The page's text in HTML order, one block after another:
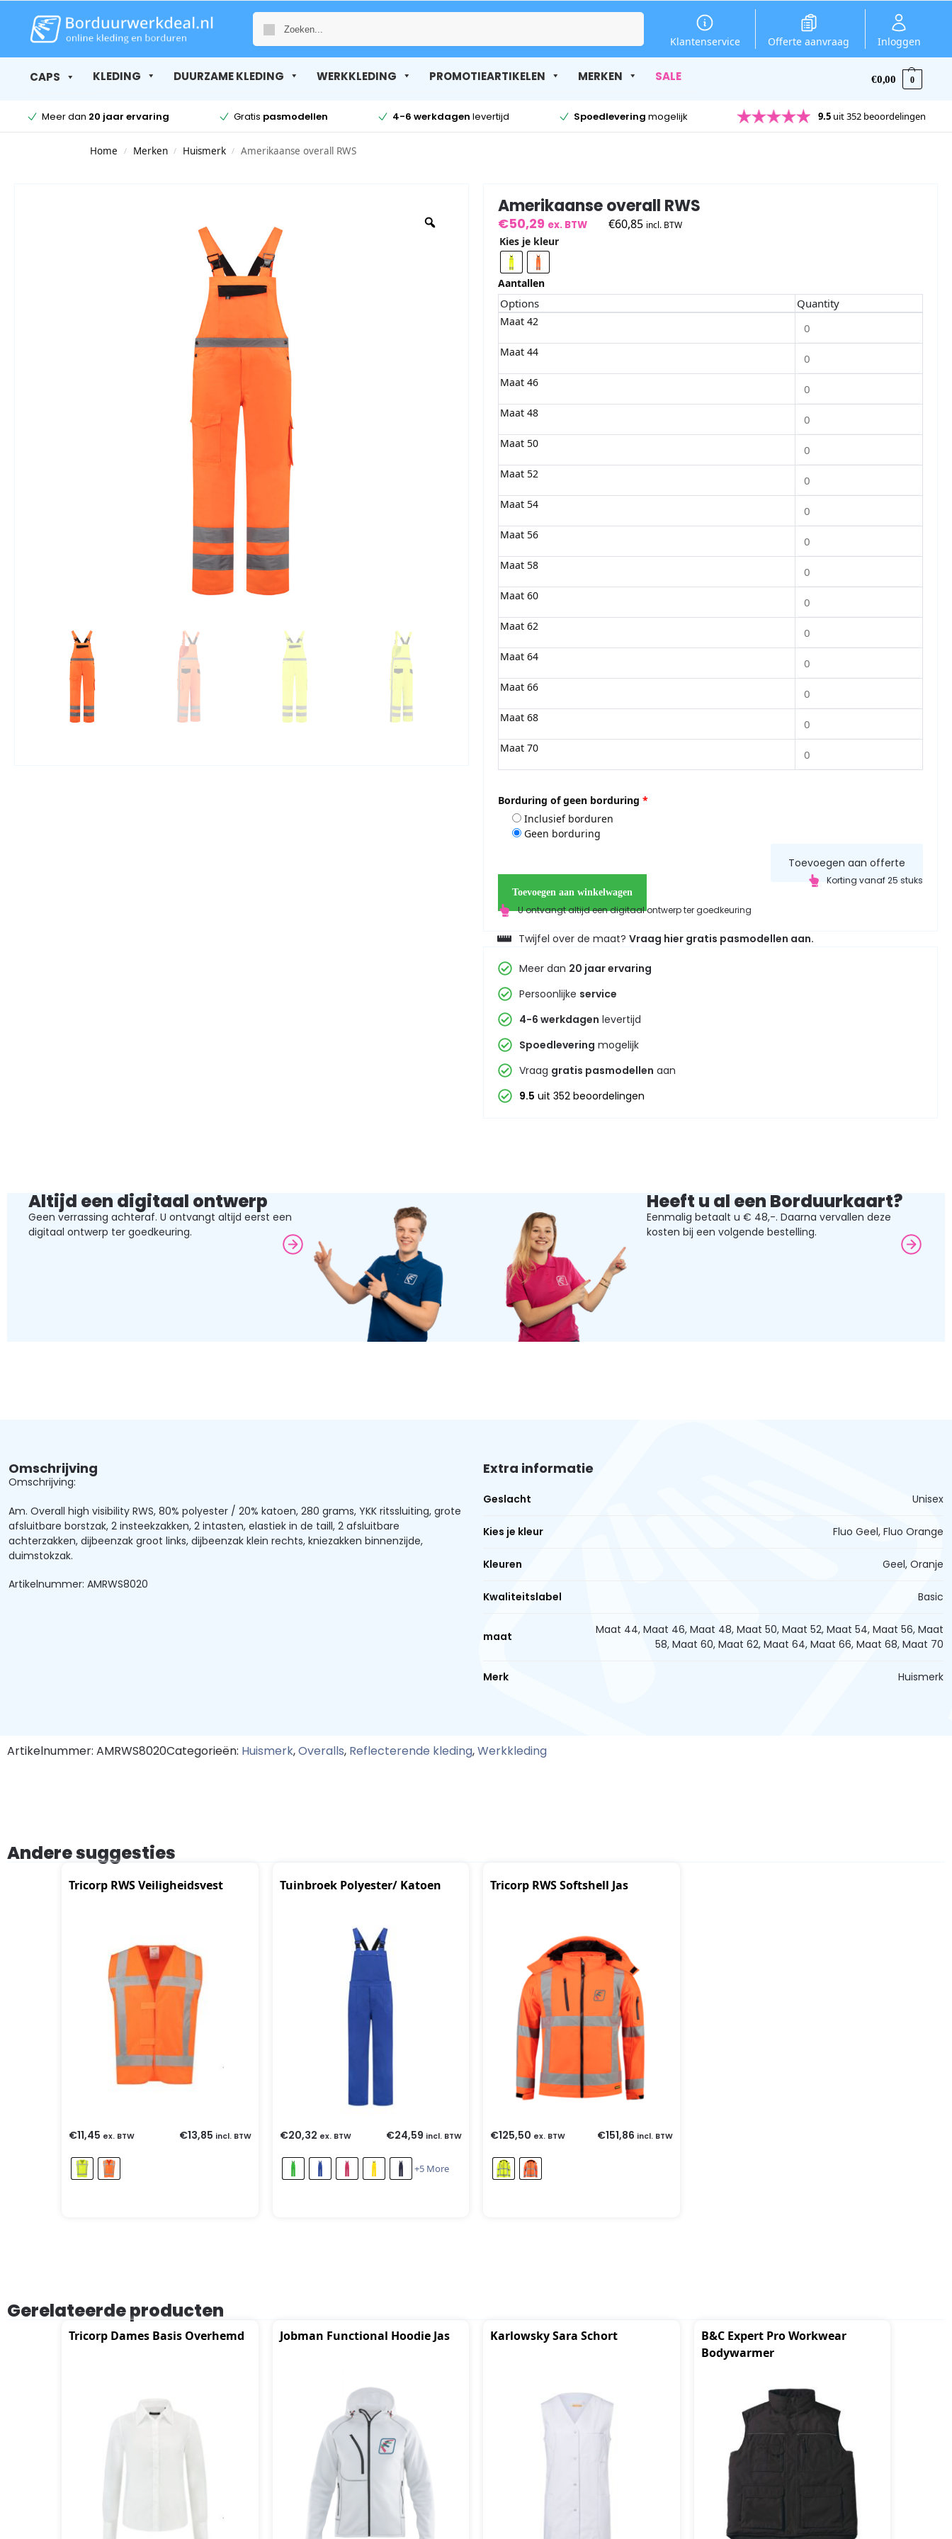
Klantenservice Offerte aanvraag Inloggen
CAPS KLEDING DUURZAME KLEDING WERKKLEDING PROMOTIEARTIKELEN MERKEN SALE €0,00 0
Meer dan 20 jaar ervaring Gratis pasmodellen 4-6 werkdagen levertijd Spoedlevering mogelijk 9.5 uit 352 beoordelingen
Home / Merken / Huismerk / Amerikaanse overall RWS
Amerikaanse overall RWS
€50,29 ex. BTW €60,85 incl. BTW
Kies je kleur
Aantallen
Options Quantity
Maat 42
Maat 44
Maat 46
Maat 48
Maat 50
Maat 52
Maat 54
Maat 56
Maat 58
Maat 60
Maat 62
Maat 64
Maat 66
Maat 68
Maat 70
Borduring of geen borduring *
Inclusief borduren
Geen borduring
Toevoegen aan winkelwagen
U ontvangt altijd een digitaal ontwerp ter goedkeuring
Toevoegen aan offerte
Korting vanaf 25 stuks
Twijfel over de maat? Vraag hier gratis pasmodellen aan.
Meer dan 20 jaar ervaring
Persoonlijke service
4-6 werkdagen levertijd
Spoedlevering mogelijk
Vraag gratis pasmodellen aan
9.5 uit 352 beoordelingen
Altijd een digitaal ontwerp
Geen verrassing achteraf. U ontvangt altijd eerst een
digitaal ontwerp ter goedkeuring.
Heeft u al een Borduurkaart?
Eenmalig betaalt u € 48,-. Daarna vervallen deze
kosten bij een volgende bestelling.
Omschrijving
Omschrijving:
Am. Overall high visibility RWS, 80% polyester / 20% katoen, 280 grams, YKK ritssluiting, grote
afsluitbare borstzak, 2 insteekzakken, 2 intasten, elastiek in de taill, 2 afsluitbare
achterzakken, dijbeenzak groot links, dijbeenzak klein rechts, kniezakken binnenzijde,
duimstokzak.
Artikelnummer: AMRWS8020
Extra informatie
Geslacht Unisex
Kies je kleur Fluo Geel, Fluo Orange
Kleuren Geel, Oranje
Kwaliteitslabel Basic
maat
Maat 44, Maat 46, Maat 48, Maat 50, Maat 52, Maat 54, Maat 56, Maat
58, Maat 60, Maat 62, Maat 64, Maat 66, Maat 68, Maat 70
Merk Huismerk
Artikelnummer: AMRWS8020Categorieën: Huismerk,Overalls, Reflecterende kleding,Werkkleding
Andere suggesties
Tricorp RWS Veiligheidsvest
€11,45 ex. BTW €13,85 incl. BTW
Tuinbroek Polyester/ Katoen
€20,32 ex. BTW €24,59 incl. BTW
+5 More
Tricorp RWS Softshell Jas
€125,50 ex. BTW €151,86 incl. BTW
Gerelateerde producten
Tricorp Dames Basis Overhemd Jobman Functional Hoodie Jas Karlowsky Sara Schort
B&C Expert Pro Workwear
Bodywarmer